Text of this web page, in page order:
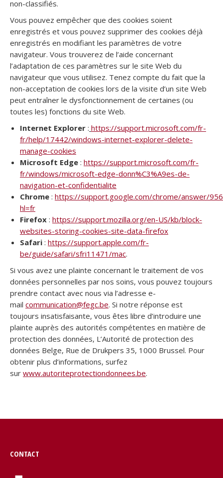
non-classifiés.
Vous pouvez empêcher que des cookies soient
enregistrés et vous pouvez supprimer des cookies déjà
enregistrés en modifiant les paramètres de votre
navigateur. Vous trouverez de l’aide concernant
l’adaptation de ces paramètres sur le site Web du
navigateur que vous utilisez. Tenez compte du fait que la
non-acceptation de cookies lors de la visite d’un site Web
peut entraîner le dysfonctionnement de certaines (ou
toutes les) fonctions du site Web.
Internet Explorer : https://support.microsoft.com/fr-
fr/help/17442/windows-internet-explorer-delete-
manage-cookies
Microsoft Edge : https://support.microsoft.com/fr-
fr/windows/microsoft-edge-donn%C3%A9es-de-
navigation-et-confidentialite
Chrome : https://support.google.com/chrome/answer/
hl=fr
Firefox : https://support.mozilla.org/en-US/kb/block-
websites-storing-cookies-site-data-firefox
Safari : https://support.apple.com/fr-
be/guide/safari/sfri11471/mac.
Si vous avez une plainte concernant le traitement de vos
données personnelles par nos soins, vous pouvez toujours
prendre contact avec nous via l’adresse e-
mail communication@fegc.be. Si notre réponse est
toujours insatisfaisante, vous êtes libre d’introduire une
plainte auprès des autorités compétentes en matière de
protection des données, L’Autorité de protection des
données Belge, Rue de Drukpers 35, 1000 Brussel. Pour
obtenir plus d’informations, surfez
sur www.autoriteprotectiondonnees.be.
CONTACT